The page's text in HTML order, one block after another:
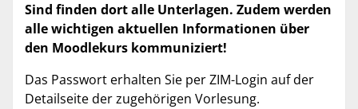
Sind finden dort alle Unterlagen. Zudem werden
alle wichtigen aktuellen Informationen über
den Moodlekurs kommuniziert!
Das Passwort erhalten Sie per ZIM-Login auf der
Detailseite der zugehörigen Vorlesung.